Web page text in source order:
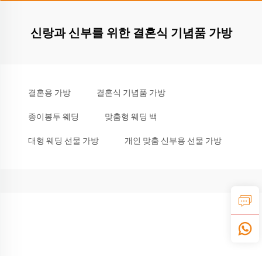
신랑과 신부를 위한 결혼식 기념품 가방
결혼용 가방 결혼식 기념품 가방
종이봉투 웨딩 맞춤형 웨딩 백
대형 웨딩 선물 가방 개인 맞춤 신부용 선물 가방